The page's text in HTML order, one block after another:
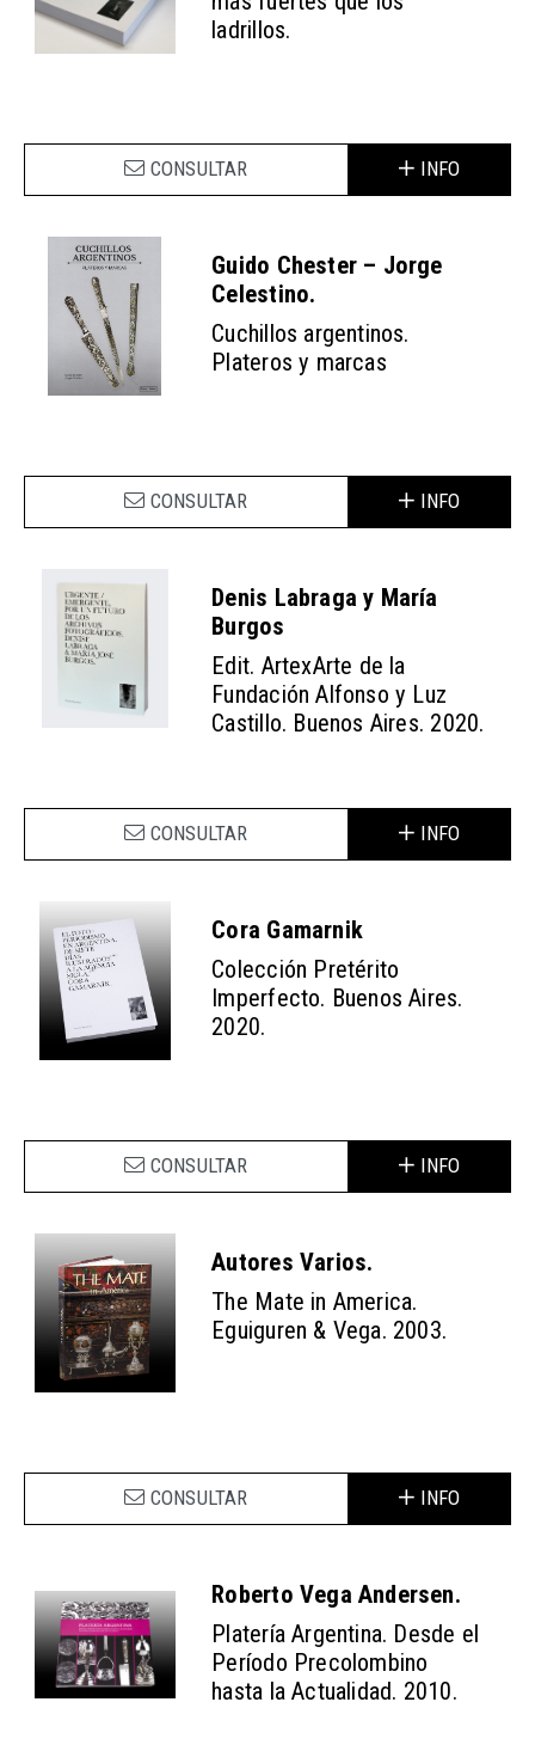
ladrillos.
CONSULTAR INFO
Guido Chester – Jorge
Celestino.
Cuchillos argentinos.
Plateros y marcas
CONSULTAR INFO
Denis Labraga y María
Burgos
Edit. ArtexArte de la
Fundación Alfonso y Luz
Castillo. Buenos Aires. 2020.
CONSULTAR INFO
Cora Gamarnik
Colección Pretérito
Imperfecto. Buenos Aires.
2020.
CONSULTAR INFO
Autores Varios.
The Mate in America.
Eguiguren & Vega. 2003.
CONSULTAR INFO
Roberto Vega Andersen.
Platería Argentina. Desde el
Período Precolombino
hasta la Actualidad. 2010.